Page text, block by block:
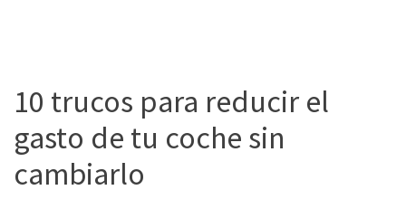
10 trucos para reducir el
gasto de tu coche sin
cambiarlo